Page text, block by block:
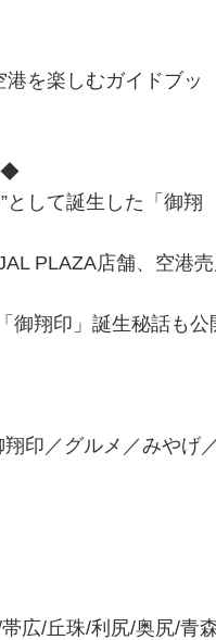
港を楽しむガイドブッ
して誕生した「御翔
PLAZA店舗、空港
御翔印」誕生秘話も公
印／グルメ／みやげ
広/丘珠/利尻/奥尻/青